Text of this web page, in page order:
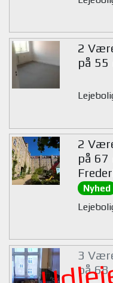
2
på 55
2
på 67
Nyhed
3
på 68